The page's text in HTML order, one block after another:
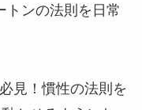
トンの法則を日常
見！慣性の法則を